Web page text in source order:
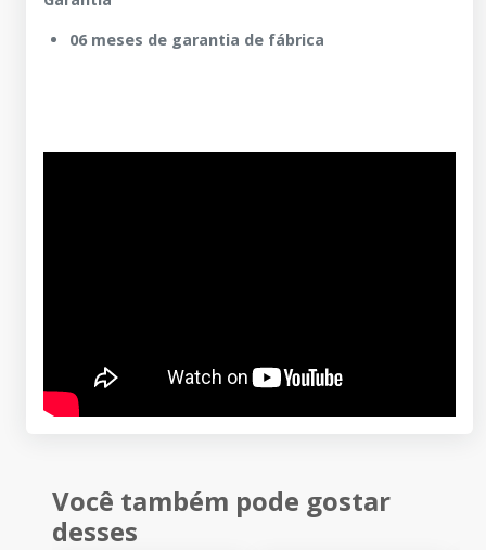
06 meses de garantia de fábrica
Você também pode gostar
desses